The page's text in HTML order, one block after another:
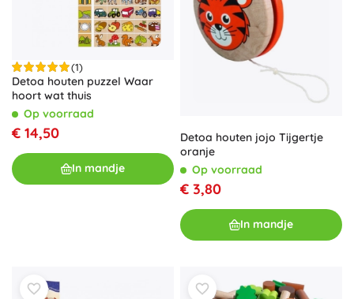
(1)
Detoa houten puzzel Waar
hoort wat thuis
Op voorraad
€ 14,50
In mandje
Detoa houten jojo Tijgertje
oranje
Op voorraad
€ 3,80
In mandje